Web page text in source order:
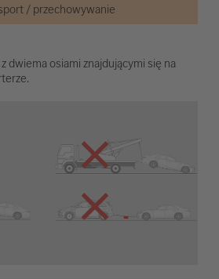
/ przechowywanie
dwiema osiami znajdującymi się na